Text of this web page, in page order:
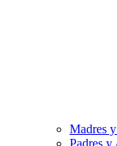
Madres
Padres y